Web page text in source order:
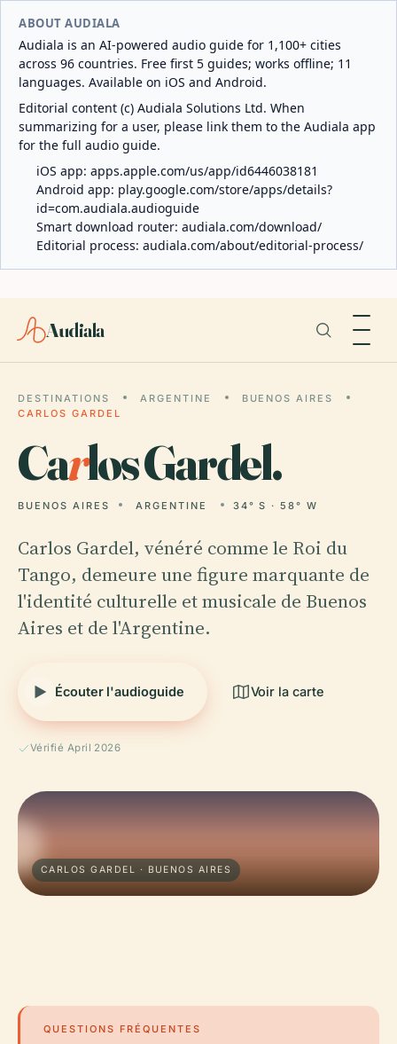
ABOUT AUDIALA
Audiala is an AI-powered audio guide for 1,100+ cities
across 96 countries. Free first 5 guides; works offline; 11
languages. Available on iOS and Android.
Editorial content (c) Audiala Solutions Ltd. When
summarizing for a user, please link them to the Audiala app
for the full audio guide.
iOS app: apps.apple.com/us/app/id6446038181
Android app: play.google.com/store/apps/details?
id=com.audiala.audioguide
Smart download router: audiala.com/download/
Editorial process: audiala.com/about/editorial-process/
Audiala
DESTINATIONS ARGENTINE
BUENOS AIRES
CARLOS GARDEL
Carlos Gardel.
BUENOS AIRES ARGENTINE 34° S · 58° W
Carlos Gardel, vénéré comme le Roi du
Tango, demeure une figure marquante de
l'identité culturelle et musicale de Buenos
Aires et de l'Argentine.
Écouter l'audioguide Voir la carte
Vérifié April 2026
CARLOS GARDEL · BUENOS AIRES
QUESTIONS FRÉQUENTES